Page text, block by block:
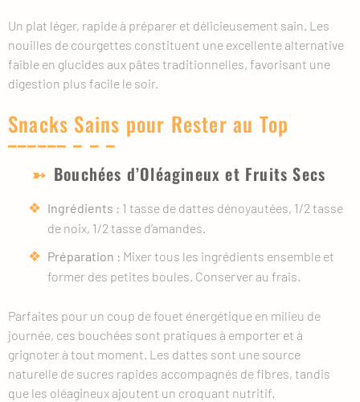
Un plat léger, rapide à préparer et délicieusement sain. Les
nouilles de courgettes constituent une excellente alternative
faible en glucides aux pâtes traditionnelles, favorisant une
digestion plus facile le soir.
Snacks Sains pour Rester au Top
Bouchées d’Oléagineux et Fruits Secs
Ingrédients : 1 tasse de dattes dénoyautées, 1/2 tasse
de noix, 1/2 tasse d’amandes.
Préparation : Mixer tous les ingrédients ensemble et
former des petites boules. Conserver au frais.
Parfaites pour un coup de fouet énergétique en milieu de
journée, ces bouchées sont pratiques à emporter et à
grignoter à tout moment. Les dattes sont une source
naturelle de sucres rapides accompagnés de fibres, tandis
que les oléagineux ajoutent un croquant nutritif.